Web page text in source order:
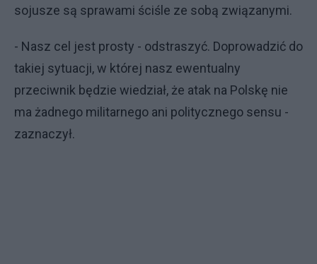
sojusze są sprawami ściśle ze sobą związanymi.
- Nasz cel jest prosty - odstraszyć. Doprowadzić do
takiej sytuacji, w której nasz ewentualny
przeciwnik będzie wiedział, że atak na Polskę nie
ma żadnego militarnego ani politycznego sensu -
zaznaczył.